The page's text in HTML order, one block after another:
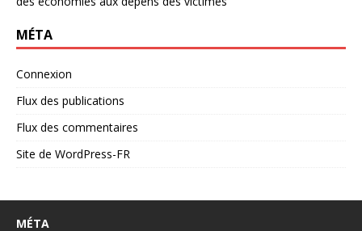
MÉTA
Connexion
Flux des publications
Flux des commentaires
Site de WordPress-FR
MÉTA